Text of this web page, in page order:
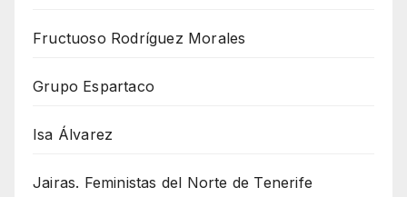
Fructuoso Rodríguez Morales
Grupo Espartaco
Isa Álvarez
Jairas. Feministas del Norte de Tenerife